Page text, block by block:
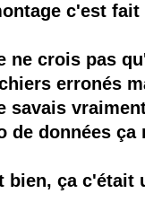
c'est
ne crois pas
erronés
savais
de données ça
bien, ça c'était